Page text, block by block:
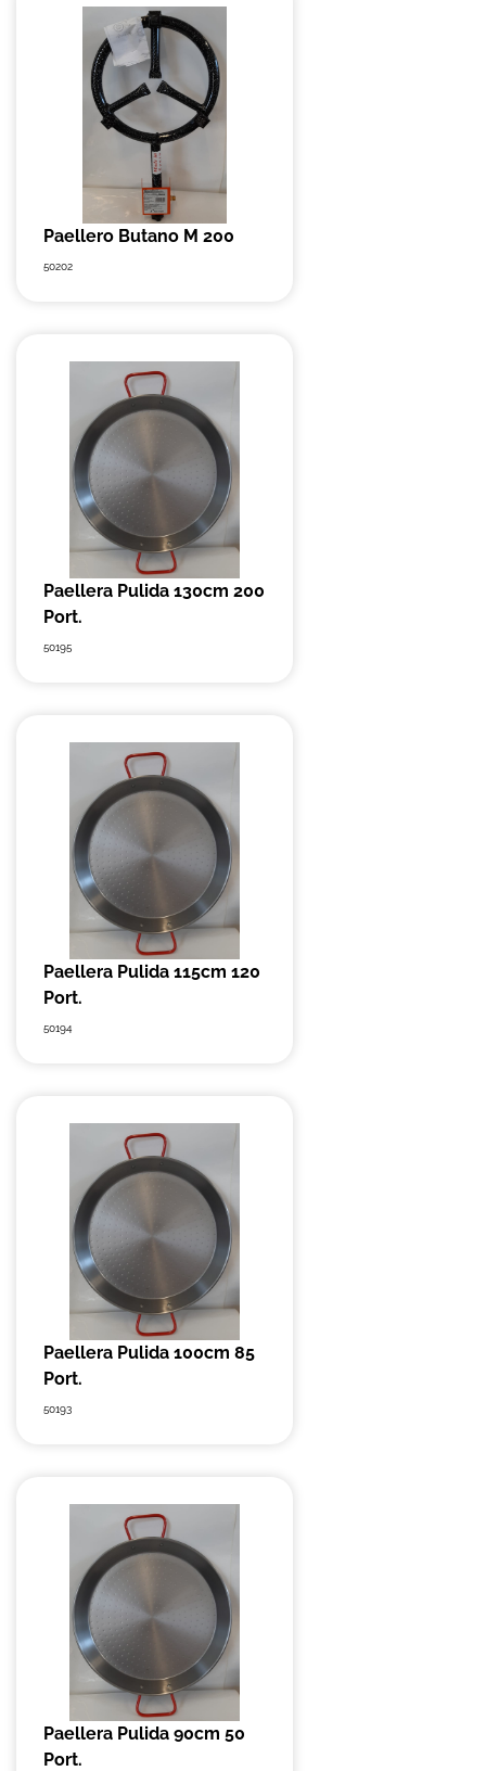
Paellero Butano M 200
50202
Paellera Pulida 130cm 200
Port.
50195
Paellera Pulida 115cm 120
Port.
50194
Paellera Pulida 100cm 85
Port.
50193
Paellera Pulida 90cm 50
Port.